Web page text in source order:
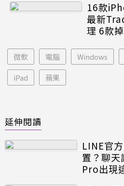
16款
最新
理 6款
微軟 電腦 Windows
iPad 蘋果
延伸閱讀
LINE官
置？聊
Pro出現